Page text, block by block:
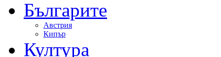
Българите
Австрия
Кипър
Култура